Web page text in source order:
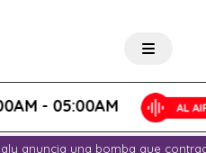
- 05:00AM
anuncia una bomba que